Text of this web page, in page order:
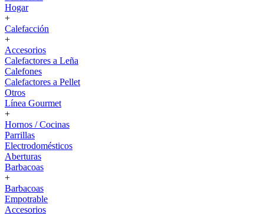
Hogar
+
Calefacción
+
Accesorios
Calefactores a Leña
Calefones
Calefactores a Pellet
Otros
Línea Gourmet
+
Hornos / Cocinas
Parrillas
Electrodomésticos
Aberturas
Barbacoas
+
Barbacoas
Empotrable
Accesorios